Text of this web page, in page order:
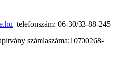
telefonszám: 06-30/33-88-245
számlaszáma:10700268-